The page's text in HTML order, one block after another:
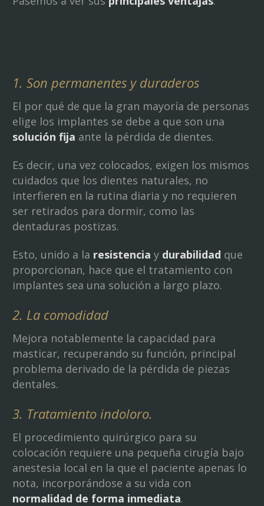
1. Son permanentes y duraderos
El por qué de que la gran mayoría de personas
elige los implantes se debe a que son una
solución fija ante la pérdida de dientes.
Es decir, una vez colocados, exigen los mismos
cuidados que los dientes naturales, no
interfieren en la rutina diaria y no requieren
ser retirados para dormir, como las
dentaduras postizas.
Esto, unido a la resistencia y durabilidad que
proporcionan, hace que el tratamiento con
implantes sea una solución a largo plazo.
2. La comodidad
Mejora notablemente la capacidad para
masticar, recuperando su función, principal
problema derivado de la pérdida de piezas
dentales.
3. Tratamiento indoloro.
El procedimiento quirúrgico para su
colocación requiere una pequeña cirugía bajo
anestesia local en la que el paciente apenas lo
nota, incorporándose a su vida con
normalidad de forma inmediata.